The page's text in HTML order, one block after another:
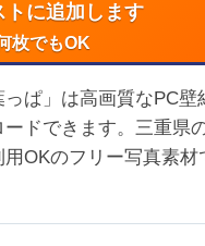
トに追加します
枚でもOK
ぱ」は高画質なPC壁
ドできます。三重県
OKのフリー写真素材